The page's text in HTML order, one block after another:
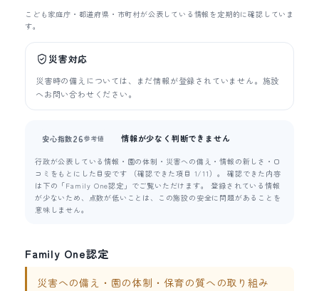
こども家庭庁・都道府県・市町村が公表している情報を定期的に確認していま
す。
災害対応
災害時の備えについては、まだ情報が登録されていません。施設
へお問い合わせください。
安心指数26参考値 情報が少なく判断できません
行政が公表している情報・園の体制・災害への備え・情報の新しさ・口
コミをもとにした目安です （確認できた項目 1/11）。 確認できた内容
は下の「Family One認定」でご覧いただけます。 登録されている情報
が少ないため、点数が低いことは、この施設の安全に問題があることを
意味しません。
Family One認定
災害への備え・園の体制・保育の質への取り組み